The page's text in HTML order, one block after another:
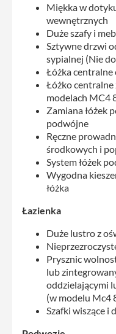
Miękka w
wewnętrznych
Duże szafy i
Sztywne drzwi
sypialnej (Nie
Łóżka centralne
Łóżko centralne
modelach MC4
Zamiana łóżek
podwójne
Ręczne
środkowych i
System łóżek
Wygodna
łóżka
Łazienka
Duże lustro z
Prysznic
lub
oddzielającymi
(w modelu Mc4
Szafki wiszące i